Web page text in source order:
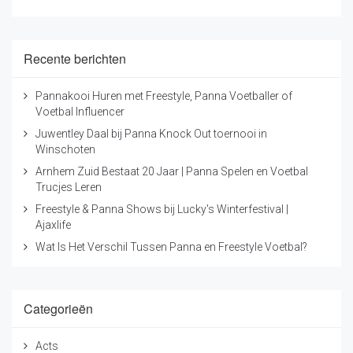
Recente berichten
Pannakooi Huren met Freestyle, Panna Voetballer of
Voetbal Influencer
Juwentley Daal bij Panna Knock Out toernooi in
Winschoten
Arnhem Zuid Bestaat 20 Jaar | Panna Spelen en Voetbal
Trucjes Leren
Freestyle & Panna Shows bij Lucky's Winterfestival |
Ajaxlife
Wat Is Het Verschil Tussen Panna en Freestyle Voetbal?
Categorieën
Acts